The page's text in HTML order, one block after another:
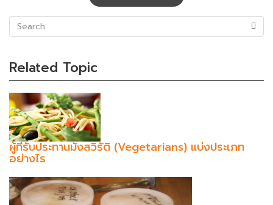
Related Topic
ผู้ที่รับประทานมังสวิรัติ (Vegetarians) แบ่งประเภท
อย่างไร